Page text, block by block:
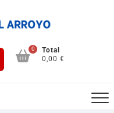
0
Total
0,00 €